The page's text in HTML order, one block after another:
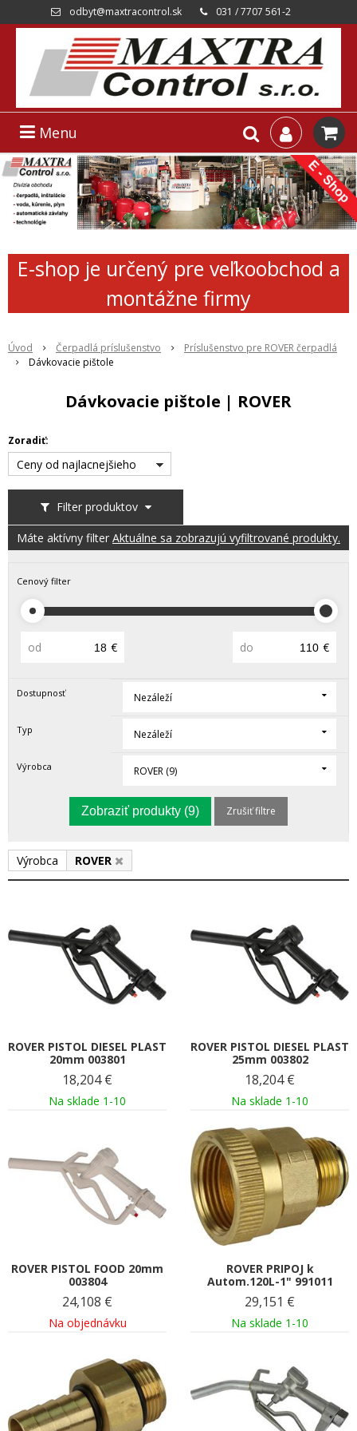
odbyt@maxtracontrol.sk 031 / 7707 561-2
Menu
E-shop je určený pre veľkoobchod a
montážne firmy
Úvod Čerpadlá príslušenstvo
Príslušenstvo pre ROVER čerpadlá
Dávkovacie pištole
Dávkovacie pištole | ROVER
Filter produktov
Zoradiť:
Ceny od najlacnejšieho
Máte aktívny filter Aktuálne sa zobrazujú vyfiltrované produkty.
Cenový filter
od € do €
Dostupnosť Nezáleží
Typ Nezáleží
Výrobca ROVER (9)
Zobraziť produkty (9) Zrušiť filtre
Výrobca ROVER
ROVER PISTOL DIESEL PLAST
20mm 003801
18,204 €
Na sklade 1-10
ROVER PISTOL DIESEL PLAST
25mm 003802
18,204 €
Na sklade 1-10
ROVER PISTOL FOOD 20mm
003804
24,108 €
Na objednávku
ROVER PRIPOJ k
Autom.120L-1" 991011
29,151 €
Na sklade 1-10